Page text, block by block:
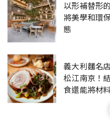
以形補替形
將美學和環
態
義大利麵名
松江南京！
食還能將材